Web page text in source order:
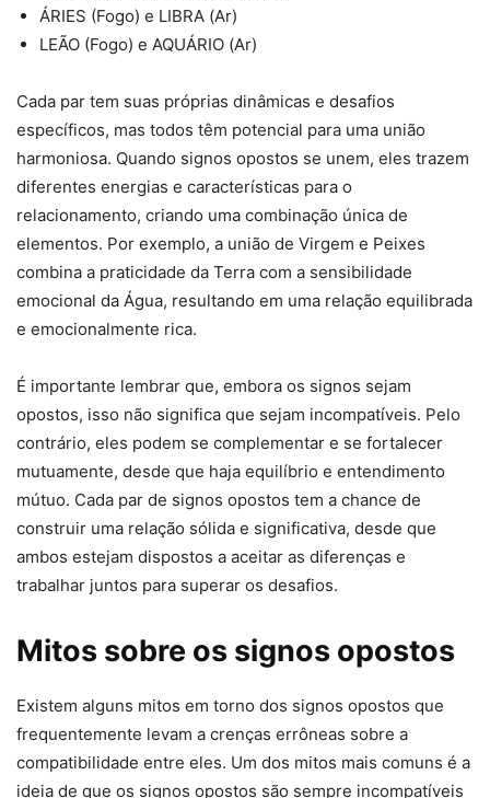
ÁRIES (Fogo) e LIBRA (Ar)
LEÃO (Fogo) e AQUÁRIO (Ar)
Cada par tem suas próprias dinâmicas e desafios
específicos, mas todos têm potencial para uma união
harmoniosa. Quando signos opostos se unem, eles trazem
diferentes energias e características para o
relacionamento, criando uma combinação única de
elementos. Por exemplo, a união de Virgem e Peixes
combina a praticidade da Terra com a sensibilidade
emocional da Água, resultando em uma relação equilibrada
e emocionalmente rica.
É importante lembrar que, embora os signos sejam
opostos, isso não significa que sejam incompatíveis. Pelo
contrário, eles podem se complementar e se fortalecer
mutuamente, desde que haja equilíbrio e entendimento
mútuo. Cada par de signos opostos tem a chance de
construir uma relação sólida e significativa, desde que
ambos estejam dispostos a aceitar as diferenças e
trabalhar juntos para superar os desafios.
Mitos sobre os signos opostos
Existem alguns mitos em torno dos signos opostos que
frequentemente levam a crenças errôneas sobre a
compatibilidade entre eles. Um dos mitos mais comuns é a
ideia de que os signos opostos são sempre incompatíveis